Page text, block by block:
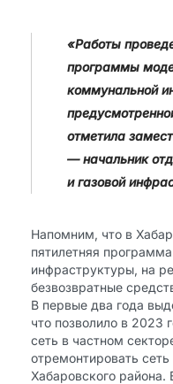
«Работы
программы
коммунальной
отметила
— начальник
и газовой
Напомним, что в
пятилетняя
инфраструктуры, на
безвозвратные
В первые два года
что позволило в 2023
сеть в частном
отремонтировать
Хабаровского